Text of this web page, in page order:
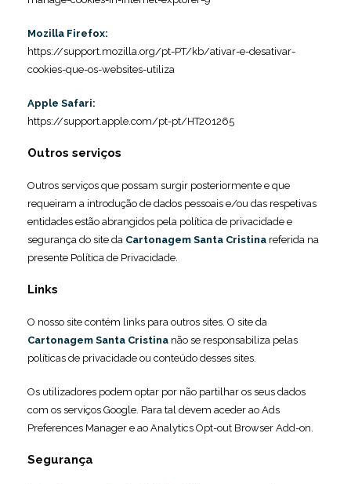
Mozilla Firefox:
https://support.mozilla.org/pt-PT/kb/ativar-e-desativar-
cookies-que-os-websites-utiliza
Apple Safari:
https://support.apple.com/pt-pt/HT201265
Outros serviços
Outros serviços que possam surgir posteriormente e que
requeiram a introdução de dados pessoais e/ou das respetivas
entidades estão abrangidos pela política de privacidade e
segurança do site da Cartonagem Santa Cristina referida na
presente Política de Privacidade.
Links
O nosso site contém links para outros sites. O site da
Cartonagem Santa Cristina não se responsabiliza pelas
políticas de privacidade ou conteúdo desses sites.
Os utilizadores podem optar por não partilhar os seus dados
com os serviços Google. Para tal devem aceder ao Ads
Preferences Manager e ao Analytics Opt-out Browser Add-on.
Segurança